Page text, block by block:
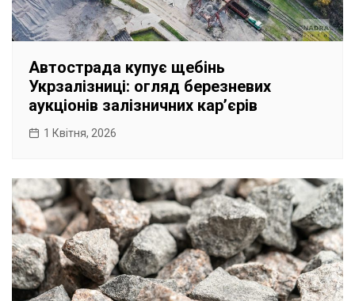
Автострада купує щебінь
Укрзалізниці: огляд березневих
аукціонів залізничних карʼєрів
1 Квітня, 2026